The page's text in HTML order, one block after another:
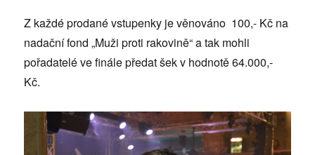
Z každé prodané vstupenky je věnováno 100,- Kč na
nadační fond „Muži proti rakovině“ a tak mohli
pořadatelé ve finále předat šek v hodnotě 64.000,-
Kč.